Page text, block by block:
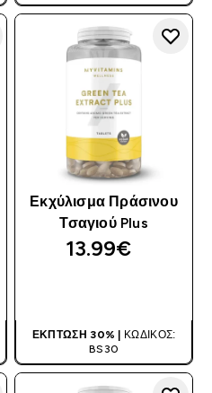
ΚΩΔΙΚΌ
Εκχύλισμα Πράσινου
Τσαγιού Plus
13.99€‎
ΈΚΠΤΩΣΗ 30% |
ΚΩΔΙΚΌΣ:
BS30